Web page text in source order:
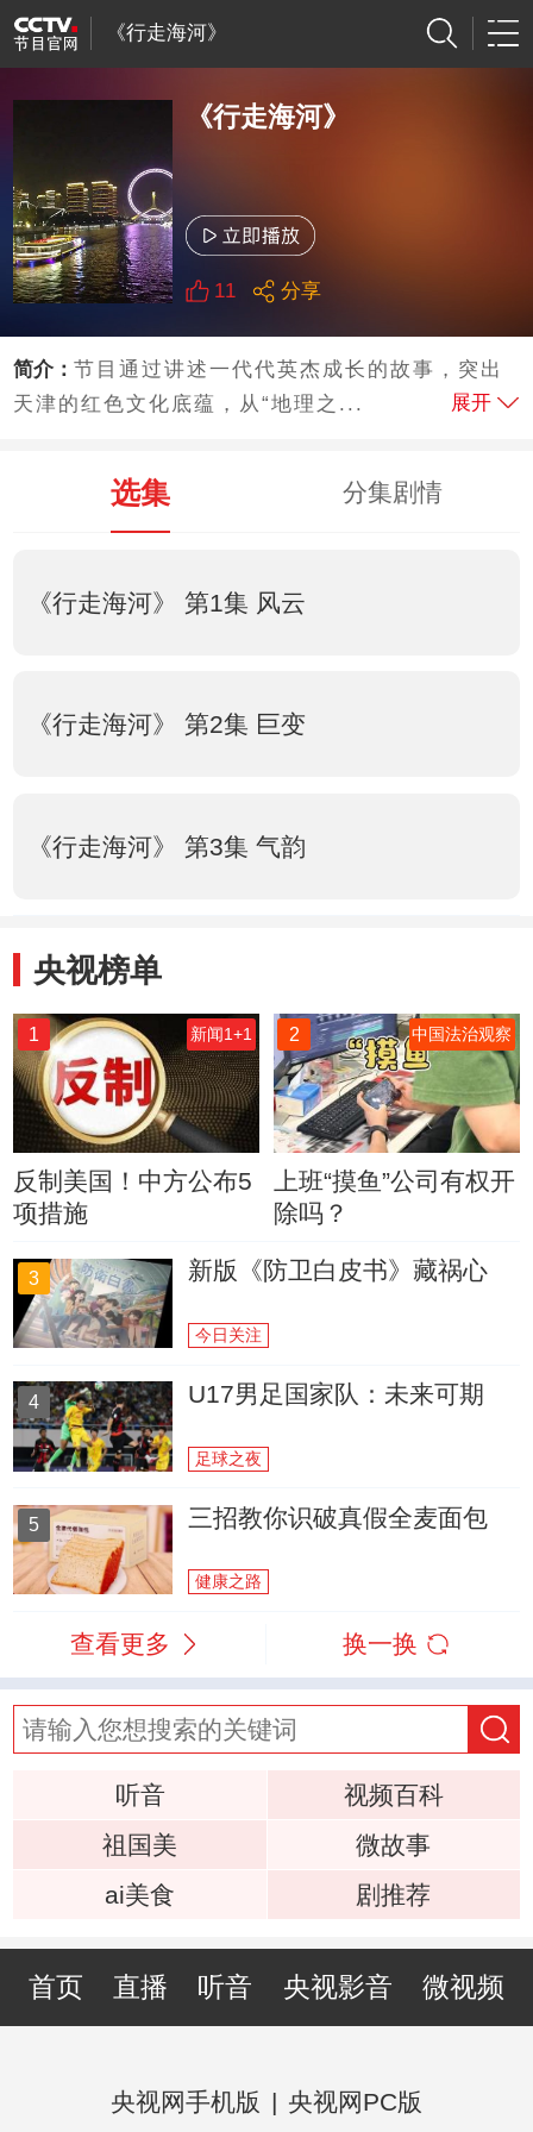
《行走海河》
《行走海河》
11 分享
简介：节目通过讲述一代代英杰成长的故事，突出
天津的红色文化底蕴，从“地理之...
展开
选集 分集剧情
《行走海河》 第1集 风云
《行走海河》 第2集 巨变
《行走海河》 第3集 气韵
央视榜单
1 新闻1+1
反制美国！中方公布5
项措施
2 中国法治观察
上班“摸鱼”公司有权开
除吗？
3 新版《防卫白皮书》藏祸心
今日关注
4 U17男足国家队：未来可期
足球之夜
5 三招教你识破真假全麦面包
健康之路
查看更多 换一换
听音
视频百科
祖国美
微故事
ai美食
剧推荐
首页 直播 听音 央视影音 微视频
央视网手机版 | 央视网PC版